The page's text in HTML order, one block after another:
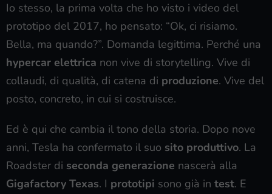
Io stesso, la prima volta che ho visto i video del
prototipo del 2017, ho pensato: “Ok, ci risiamo.
Bella, ma quando?”. Domanda legittima. Perché una
hypercar elettrica non vive di storytelling. Vive di
collaudi, di qualità, di catena di produzione. Vive del
posto, concreto, in cui si costruisce.
Ed è qui che cambia il tono della storia. Dopo nove
anni, Tesla ha confermato il suo sito produttivo. La
Roadster di seconda generazione nascerà alla
Gigafactory Texas. I prototipi sono già in test. E